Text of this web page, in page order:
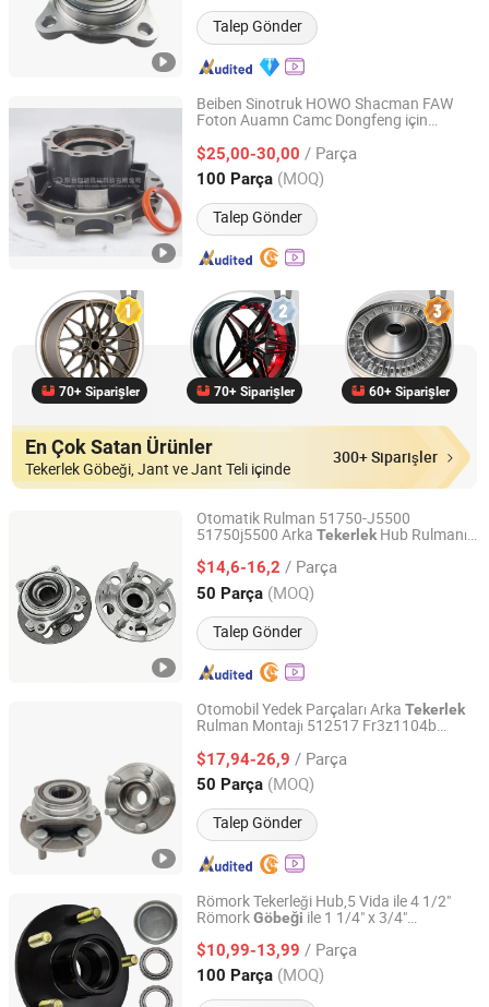
Talep Gönder
Beiben Sinotruk HOWO Shacman FAW
Foton Auamn Camc Dongfeng için
$25,00-30,00 / Parça
100 Parça (MOQ)
Talep Gönder
XINGTAI LANGTONG MACHINERY TECHNOLOGY CO.,LTD
Hebei, China Fiyat 2024
70+ Siparişler 70+ Siparişler 60+ Siparişler
En Çok Satan Ürünler
Tekerlek Göbeği, Jant ve Jant Teli içinde
300+ Siparişler
Otomatik Rulman 51750-J5500
51750j5500 Arka TekerlekHub Rulmanı
Aksesuarları
$14,6-16,2 / Parça
50 Parça (MOQ)
Talep Gönder
Guangzhou Keya Machinery Co., Ltd.
Guangdong, China Fiyat 2025
Otomobil Yedek Parçaları Arka Tekerlek
Rulman Montajı 512517 Fr3z1104b
Tekerlekler için
$17,94-26,9 / Parça
50 Parça (MOQ)
Talep Gönder
Guangzhou Keya Machinery Co., Ltd.
Guangdong, China Fiyat 2025
Römork Tekerleği Hub,5 Vida ile 4 1/2"
RömorkGöbeği ile 1 1/4" x 3/4"
$10,99-13,99 / Parça
100 Parça (MOQ)
Ningbo Harsco Machinery Co., Ltd.
Zhejiang, China Fiyat 2019